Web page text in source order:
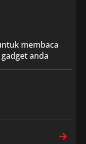
membaca
anda